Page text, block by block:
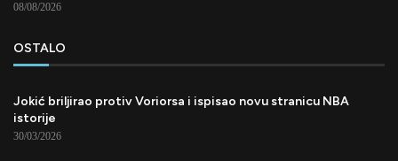
08/08/2026
OSTALO
Jokić briljirao protiv Voriorsa i ispisao novu stranicu NBA
istorije
30/03/2026